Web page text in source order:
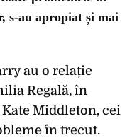
s-au apropiat și mai
au o relație
Regală, în
Middleton, cei
în trecut.